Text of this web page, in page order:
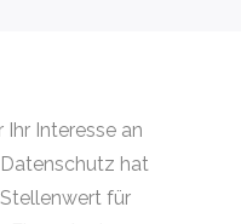
Ihr Interesse an
hat
für